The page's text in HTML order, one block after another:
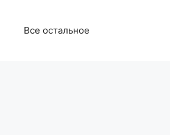
Все остальное